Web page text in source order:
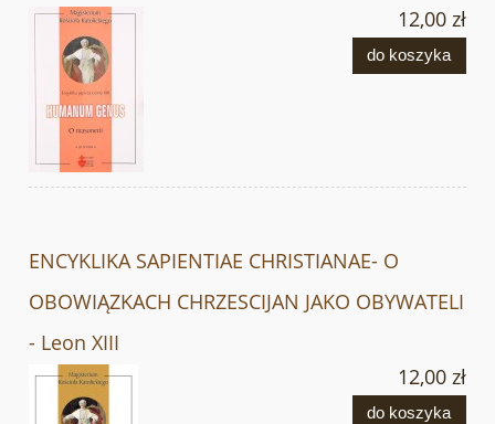
12,00 zł
do koszyka
ENCYKLIKA SAPIENTIAE CHRISTIANAE- O
OBOWIĄZKACH CHRZESCIJAN JAKO OBYWATELI
- Leon XIII
12,00 zł
do koszyka